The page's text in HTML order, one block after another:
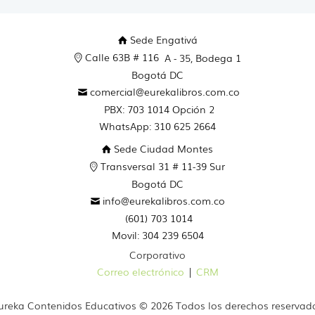
Sede Engativá
Calle 63B # 116 A - 35, Bodega 1
Bogotá DC
comercial@eurekalibros.com.co
PBX: 703 1014 Opción 2
WhatsApp: 310 625 2664
Sede Ciudad Montes
Transversal 31 # 11-39 Sur
Bogotá DC
info@eurekalibros.com.co
(601) 703 1014
Movil: 304 239 6504
Corporativo
Correo electrónico | CRM
Contenidos Educativos © 2026 Todos los derechos